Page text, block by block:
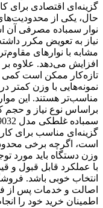
گزینه‌ای اقتصادی برای
حال، یکی از
نوار سمباده مصرفی
نیاز به تعویض مکرر
مشابه با نوارهای
افزایش می‌دهد. علاوه
تازه‌کار ممکن است کمی
نمونه‌هایی با وزن کمتر
مناسب‌تر هستند. این
براساس نوع نیاز و حجم
گزینه‌ای مناسب برای
است، اگرچه برخی
وزن دستگاه باید مورد
با عملکرد قابل قبول و
انتخاب خوبی باشد.
اصالت و خدمات پس از
اطمینان خرید خود را